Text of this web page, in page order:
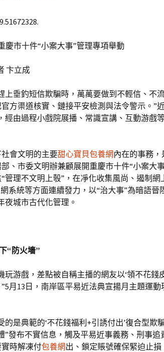
慶市十件“小案大事”管理專項舉動
卞立成
上垂釣短信欺騙時，萬萬要做到不輕信、不
官方渠道核實、鏈接平安檢測與法令警示。”
經由過程小戲院展播、常識宣講、互動游戲
會文明的主要甜心寶貝包養網內在的事務
、市委文明辦兼顧展開重慶市十件“小案大
管理不文明上彀”，在凈化收集風尚、遏制網
系統等方面連續發力，以“治大事”為暗語晉
夜城市古代化管理。
“防火墻”
玩游戲，差點被自稱主播的網友以‘領不花錢
月13日，南岸區平易近法典宣揚月主題運動
的是典範的‘不花錢福利+引誘付出’復合型欺
”發布不實信息，觸及平易近事義務、刑事追
時解凍付包養網出、鎖定賬號確保緊迫止